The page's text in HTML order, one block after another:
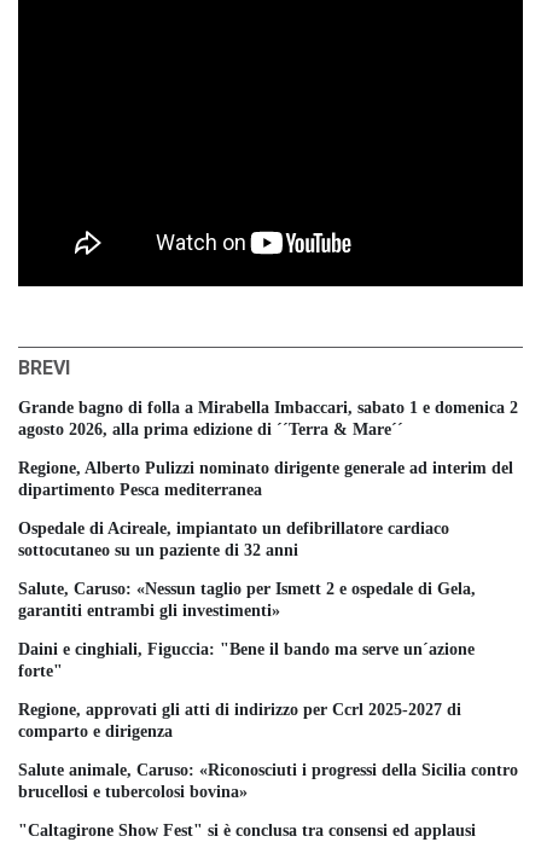
BREVI
Grande bagno di folla a Mirabella Imbaccari, sabato 1 e domenica 2
agosto 2026, alla prima edizione di ´´Terra & Mare´´
Regione, Alberto Pulizzi nominato dirigente generale ad interim del
dipartimento Pesca mediterranea
Ospedale di Acireale, impiantato un defibrillatore cardiaco
sottocutaneo su un paziente di 32 anni
Salute, Caruso: «Nessun taglio per Ismett 2 e ospedale di Gela,
garantiti entrambi gli investimenti»
Daini e cinghiali, Figuccia: "Bene il bando ma serve un´azione
forte"
Regione, approvati gli atti di indirizzo per Ccrl 2025-2027 di
comparto e dirigenza
Salute animale, Caruso: «Riconosciuti i progressi della Sicilia contro
brucellosi e tubercolosi bovina»
"Caltagirone Show Fest" si è conclusa tra consensi ed applausi